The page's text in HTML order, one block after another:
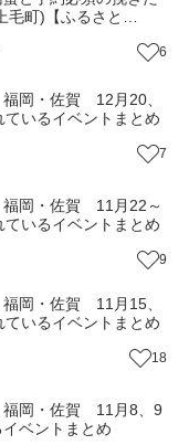
毛町)【ふるさと
6
福岡・佐賀 12月20、
いるイベントまとめ
7
福岡・佐賀 11月22～
いるイベントまとめ
9
福岡・佐賀 11月15、
いるイベントまとめ
18
福岡・佐賀 11月8、9
ベントまとめ